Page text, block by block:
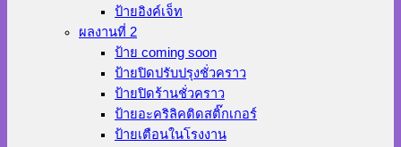
ป้ายอิงค์เจ็ท
ผลงานที่ 2
ป้าย coming soon
ป้ายปิดปรับปรุงชั่วคราว
ป้ายปิดร้านชั่วคราว
ป้ายอะคริลิคติดสติ๊กเกอร์
ป้ายเตือนในโรงงาน